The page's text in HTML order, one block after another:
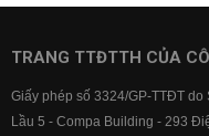
TRANG TTĐTTH CỦA
Giấy phép số 3324/GP-TTĐT
Lầu 5 - Compa Building - 293